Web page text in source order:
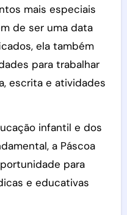
de ser uma data
ela também
para trabalhar
escrita e atividades
infantil e dos
a Páscoa
para
e educativas